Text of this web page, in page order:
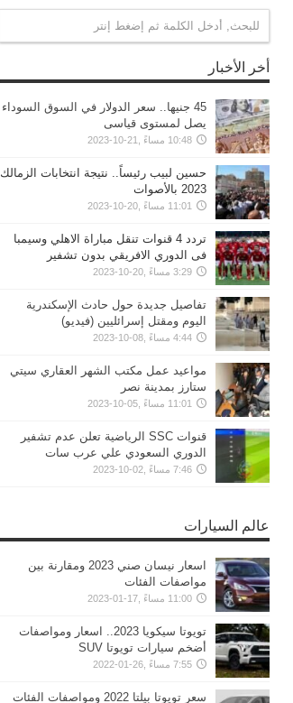
أخر الأخبار
45 جنيها.. سعر الدولار في السوق السوداء
يصل لمستوى قياسى
10:48 مساءً ,21-10-2023
حسين لبيب رئيساً.. نتيجة انتخابات الزمالك
2023 بالأصوات
11:01 مساءً ,20-10-2023
تردد 4 قنوات تنقل مباراة الاهلي وسيمبا
فى الدوري الافريقي بدون تشفير
3:29 مساءً ,20-10-2023
تفاصيل جديدة حول حادث الإسكندرية
اليوم ومقتل إسرائليين (فيديو)
4:44 مساءً ,08-10-2023
مواعيد عمل مكتب الشهر العقاري سيتي
ستارز بمدينة نصر
11:01 مساءً ,05-10-2023
قنوات SSC الرياضية تعلن عدم تشفير
الدوري السعودي علي عرب سات
7:46 مساءً ,02-10-2023
عالم السيارات
اسعار نيسان صني 2023 ومقارنة بين
مواصفات الفئات
11:00 مساءً ,17-01-2023
تويوتا سيكويا 2023.. اسعار ومواصفات
أضخم سيارات تويوتا SUV
7:55 مساءً ,26-01-2022
سعر تويوتا بيلتا 2022 ومواصفات الفئات